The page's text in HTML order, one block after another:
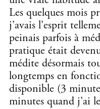
Les quelques mois
j’avais l’esprit
peinais parfois à
pratique était
médite désormais
longtemps en
disponible (3
minutes quand j’ai